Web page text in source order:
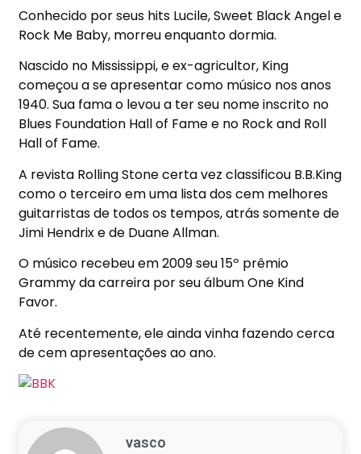
Conhecido por seus hits Lucile, Sweet Black Angel e
Rock Me Baby, morreu enquanto dormia.
Nascido no Mississippi, e ex-agricultor, King
começou a se apresentar como músico nos anos
1940. Sua fama o levou a ter seu nome inscrito no
Blues Foundation Hall of Fame e no Rock and Roll
Hall of Fame.
A revista Rolling Stone certa vez classificou B.B.King
como o terceiro em uma lista dos cem melhores
guitarristas de todos os tempos, atrás somente de
Jimi Hendrix e de Duane Allman.
O músico recebeu em 2009 seu 15º prêmio
Grammy da carreira por seu álbum One Kind
Favor.
Até recentemente, ele ainda vinha fazendo cerca
de cem apresentações ao ano.
vasco